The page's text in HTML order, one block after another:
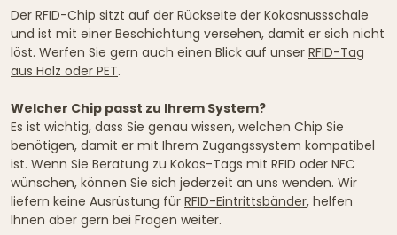
Der RFID-Chip sitzt auf der Rückseite der Kokosnussschale
und ist mit einer Beschichtung versehen, damit er sich nicht
löst. Werfen Sie gern auch einen Blick auf unser RFID-Tag
aus Holz oder PET.
Welcher Chip passt zu Ihrem System?
Es ist wichtig, dass Sie genau wissen, welchen Chip Sie
benötigen, damit er mit Ihrem Zugangssystem kompatibel
ist. Wenn Sie Beratung zu Kokos-Tags mit RFID oder NFC
wünschen, können Sie sich jederzeit an uns wenden. Wir
liefern keine Ausrüstung für RFID-Eintrittsbänder, helfen
Ihnen aber gern bei Fragen weiter.